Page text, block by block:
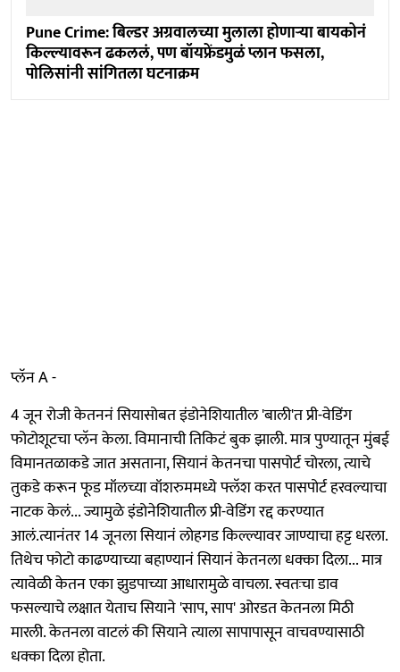
Pune Crime: बिल्डर अग्रवालच्या मुलाला होणाऱ्या बायकोनं
किल्ल्यावरून ढकललं, पण बॉयफ्रेंडमुळं प्लान फसला,
पोलिसांनी सांगितला घटनाक्रम
प्लॅन A -
4 जून रोजी केतननं सियासोबत इंडोनेशियातील 'बाली'त प्री-वेडिंग
फोटोशूटचा प्लॅन केला. विमानाची तिकिटं बुक झाली. मात्र पुण्यातून मुंबई
विमानतळाकडे जात असताना, सियानं केतनचा पासपोर्ट चोरला, त्याचे
तुकडे करून फूड मॉलच्या वॉशरुममध्ये फ्लॅश करत पासपोर्ट हरवल्याचा
नाटक केलं... ज्यामुळे इंडोनेशियातील प्री-वेडिंग रद्द करण्यात
आलं.त्यानंतर 14 जूनला सियानं लोहगड किल्ल्यावर जाण्याचा हट्ट धरला.
तिथेच फोटो काढण्याच्या बहाण्यानं सियानं केतनला धक्का दिला... मात्र
त्यावेळी केतन एका झुडपाच्या आधारामुळे वाचला. स्वतःचा डाव
फसल्याचे लक्षात येताच सियाने 'साप, साप' ओरडत केतनला मिठी
मारली. केतनला वाटलं की सियाने त्याला सापापासून वाचवण्यासाठी
धक्का दिला होता.